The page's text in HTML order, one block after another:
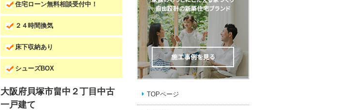
住宅ローン無料相談受付中！
２４時間換気
床下収納あり
シューズBOX
大阪府貝塚市畠中２丁目中古
一戸建て
TOPページ